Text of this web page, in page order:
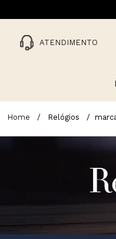
ATENDIMENTO
Relógios